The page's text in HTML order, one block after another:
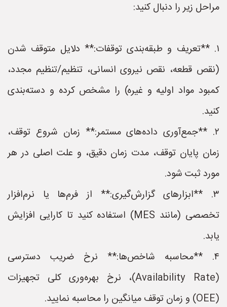
مراحل زیر را دنبال کنید:
۱. **تعریف و طبقه‌بندی توقفات:** دلایل متوقف شدن
(نقص قطعه، نقص نیروی انسانی، تنظیم/تنظیم مجدد،
کمبود مواد اولیه و غیره) را مشخص کرده و دسته‌بندی
کنید.
۲. **جمع‌آوری داده‌های مستمر:** زمان شروع توقف،
زمان پایان توقف، مدت زمان دقیق، و علت اصلی در هر
مورد ثبت شود.
۳. **ابزارهای گزارش‌گیری:** از فرم‌ها یا نرم‌افزار
تخصصی (مانند MES) استفاده کنید تا کارایی افزایش
یابد.
۴. **محاسبه شاخص‌ها:** نرخ ضریب دسترسی
(Availability Rate)، نرخ بهره‌وری کلی تجهیزات
(OEE) و زمان توقف میانگین را محاسبه نمایید.